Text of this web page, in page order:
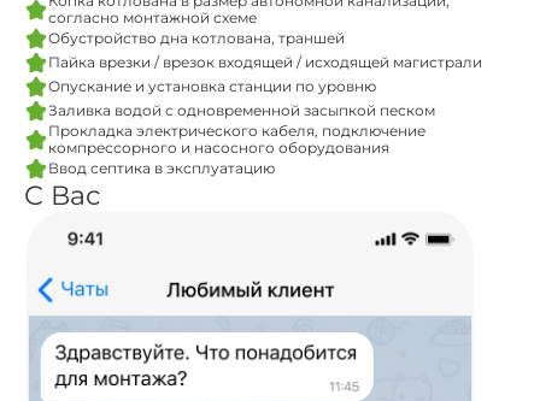
согласно монтажной схеме
Обустройство дна котлована, траншей
Пайка врезки / врезок входящей / исходящей магистрали
Опускание и установка станции по уровню
Заливка водой с одновременной засыпкой песком
Прокладка электрического кабеля, подключение
компрессорного и насосного оборудования
Ввод септика в эксплуатацию
С Вас